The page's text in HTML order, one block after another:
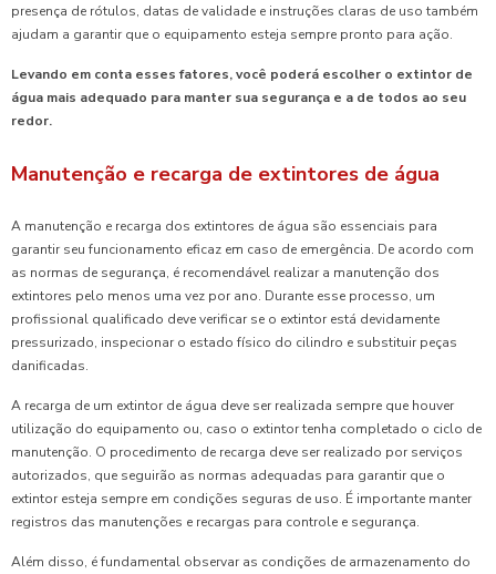
presença de rótulos, datas de validade e instruções claras de uso também
ajudam a garantir que o equipamento esteja sempre pronto para ação.
Levando em conta esses fatores, você poderá escolher o extintor de
água mais adequado para manter sua segurança e a de todos ao seu
redor.
Manutenção e recarga de extintores de água
A manutenção e recarga dos extintores de água são essenciais para
garantir seu funcionamento eficaz em caso de emergência. De acordo com
as normas de segurança, é recomendável realizar a manutenção dos
extintores pelo menos uma vez por ano. Durante esse processo, um
profissional qualificado deve verificar se o extintor está devidamente
pressurizado, inspecionar o estado físico do cilindro e substituir peças
danificadas.
A recarga de um extintor de água deve ser realizada sempre que houver
utilização do equipamento ou, caso o extintor tenha completado o ciclo de
manutenção. O procedimento de recarga deve ser realizado por serviços
autorizados, que seguirão as normas adequadas para garantir que o
extintor esteja sempre em condições seguras de uso. É importante manter
registros das manutenções e recargas para controle e segurança.
Além disso, é fundamental observar as condições de armazenamento do